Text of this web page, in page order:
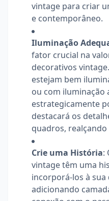
vintage para criar
e contemporâneo.
Iluminação
fator crucial na
decorativos
estejam bem
ou com iluminação
estrategicamente
destacará os
quadros, realçando
Crie uma História:
vintage têm uma
incorporá-los à sua
adicionando